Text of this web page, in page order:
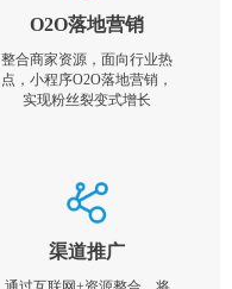
O2O落地营销
整合商家资源，面向行业热
点，小程序O2O落地营销，
实现粉丝裂变式增长
渠道推广